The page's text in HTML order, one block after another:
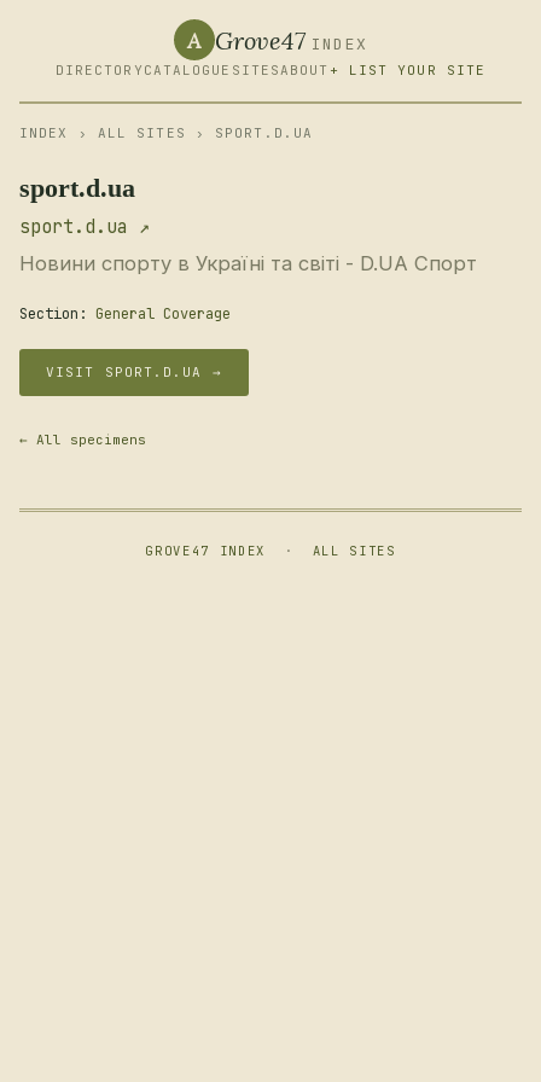
A Grove47 INDEX
DIRECTORY CATALOGUE SITESABOUT + LIST YOUR SITE
INDEX › ALL SITES › SPORT.D.UA
sport.d.ua
sport.d.ua ↗
Новини спорту в Україні та світі - D.UA Спорт
Section: General Coverage
VISIT SPORT.D.UA →
← All specimens
GROVE47 INDEX · ALL SITES